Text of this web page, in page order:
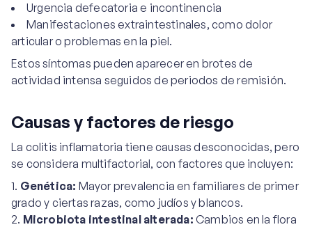
Urgencia defecatoria e incontinencia
Manifestaciones extraintestinales, como dolor
articular o problemas en la piel.
Estos síntomas pueden aparecer en brotes de
actividad intensa seguidos de periodos de remisión.
Causas y factores de riesgo
La colitis inflamatoria tiene causas desconocidas, pero
se considera multifactorial, con factores que incluyen:
Genética: Mayor prevalencia en familiares de primer
grado y ciertas razas, como judíos y blancos.
Microbiota intestinal alterada: Cambios en la flora